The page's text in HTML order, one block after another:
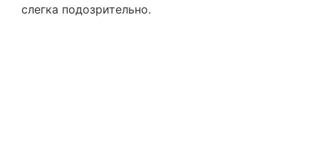
слегка подозрительно.